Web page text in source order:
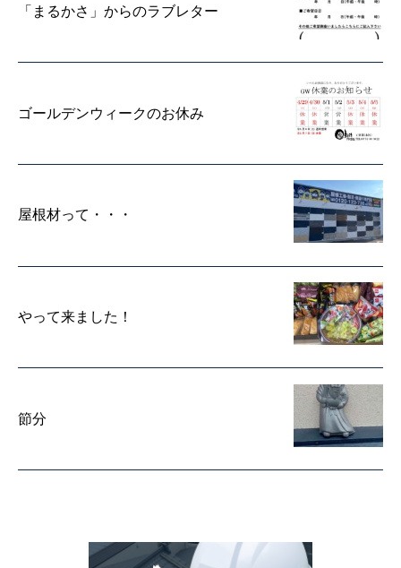
「まるかさ」からのラブレター
ゴールデンウィークのお休み
屋根材って・・・
やって来ました！
節分